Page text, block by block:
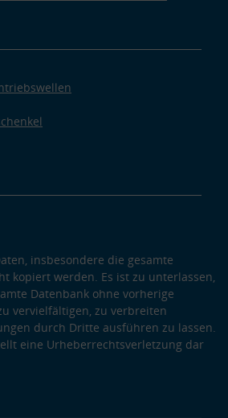
insbesondere die gesamte
kopiert werden. Es ist zu unterlassen,
Datenbank ohne vorherige
vervielfältigen, zu verbreiten
durch Dritte ausführen zu lassen.
eine Urheberrechtsverletzung dar